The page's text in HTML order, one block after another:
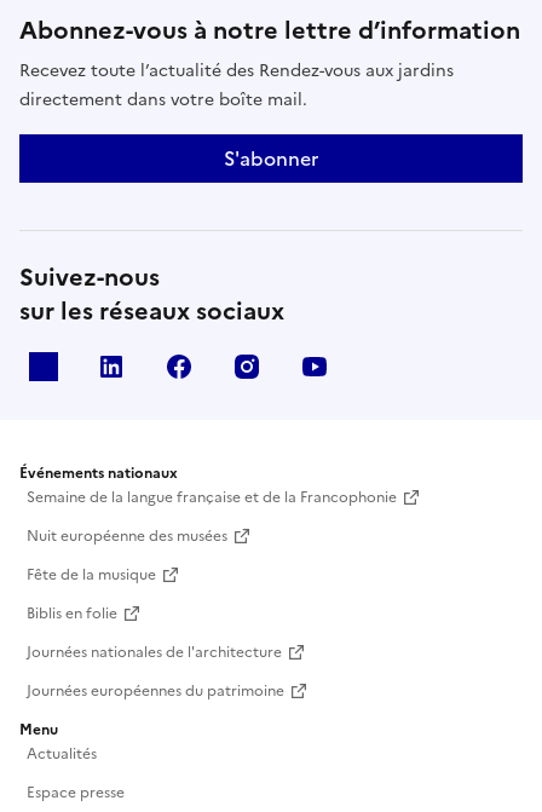
Abonnez-vous à notre lettre d’information
Recevez toute l’actualité des Rendez-vous aux jardins
directement dans votre boîte mail.
S'abonner
Suivez-nous
sur les réseaux sociaux
Linkedin Facebook Instagram
Événements nationaux
Semaine de la langue française et de la Francophonie
Nuit européenne des musées
Fête de la musique
Biblis en folie
Journées nationales de l'architecture
Journées européennes du patrimoine
Menu
Actualités
Espace presse